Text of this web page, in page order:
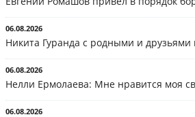
06.08.2026
Никита Гуранда с родными и
06.08.2026
Нелли Ермолаева: Мне нравится моя
06.08.2026